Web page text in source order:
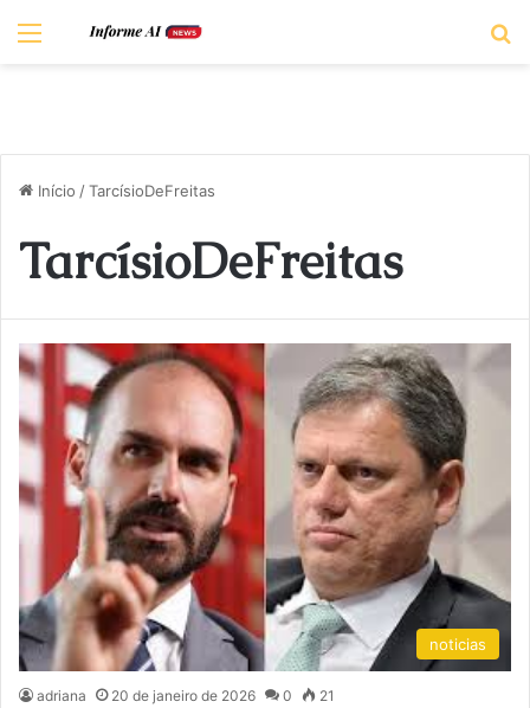
Menu
Início /TarcísioDeFreitas
TarcísioDeFreitas
noticias
adriana 20 de janeiro de 2026 0 21